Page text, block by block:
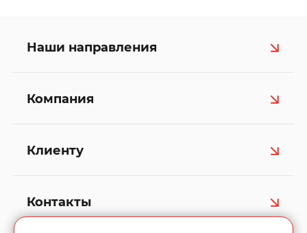
Наши направления
Компания
Клиенту
Контакты